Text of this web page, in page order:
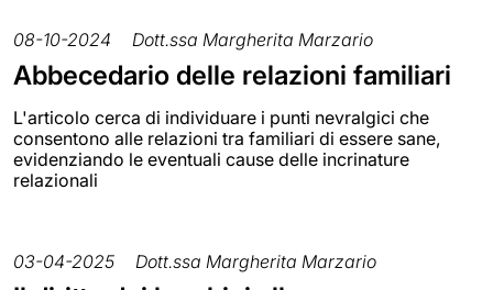
08-10-2024 Dott.ssa Margherita Marzario
Abbecedario delle relazioni familiari
L'articolo cerca di individuare i punti nevralgici che
consentono alle relazioni tra familiari di essere sane,
evidenziando le eventuali cause delle incrinature
relazionali
03-04-2025 Dott.ssa Margherita Marzario